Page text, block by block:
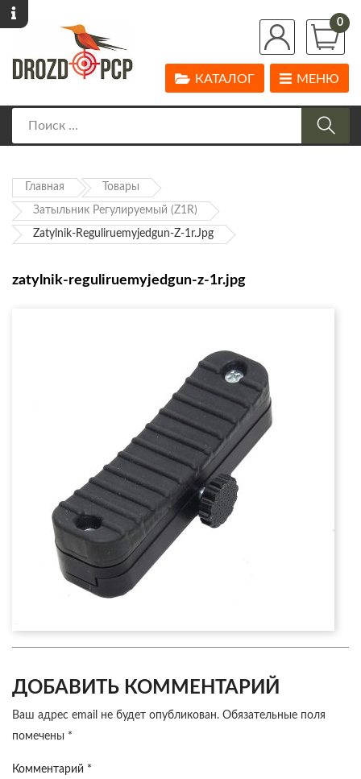
0
МЕНЮ
КАТАЛОГ
Главная Товары
Затыльник Регулируемый (Z1R)
Zatylnik-Reguliruemyjedgun-Z-1r.jpg
zatylnik-reguliruemyjedgun-z-1r.jpg
ДОБАВИТЬ КОММЕНТАРИЙ
Ваш адрес email не будет опубликован. Обязательные поля
помечены *
Комментарий *